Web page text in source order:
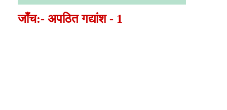
जाँच:- अपठित गद्यांश - 1